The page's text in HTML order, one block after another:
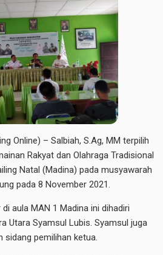
Online) – Salbiah, S.Ag, MM terpilih
Rakyat dan Olahraga Tradisional
Natal (Madina) pada musyawarah
pada 8 November 2021.
aula MAN 1 Madina ini dihadiri
Utara Syamsul Lubis. Syamsul juga
sidang pemilihan ketua.